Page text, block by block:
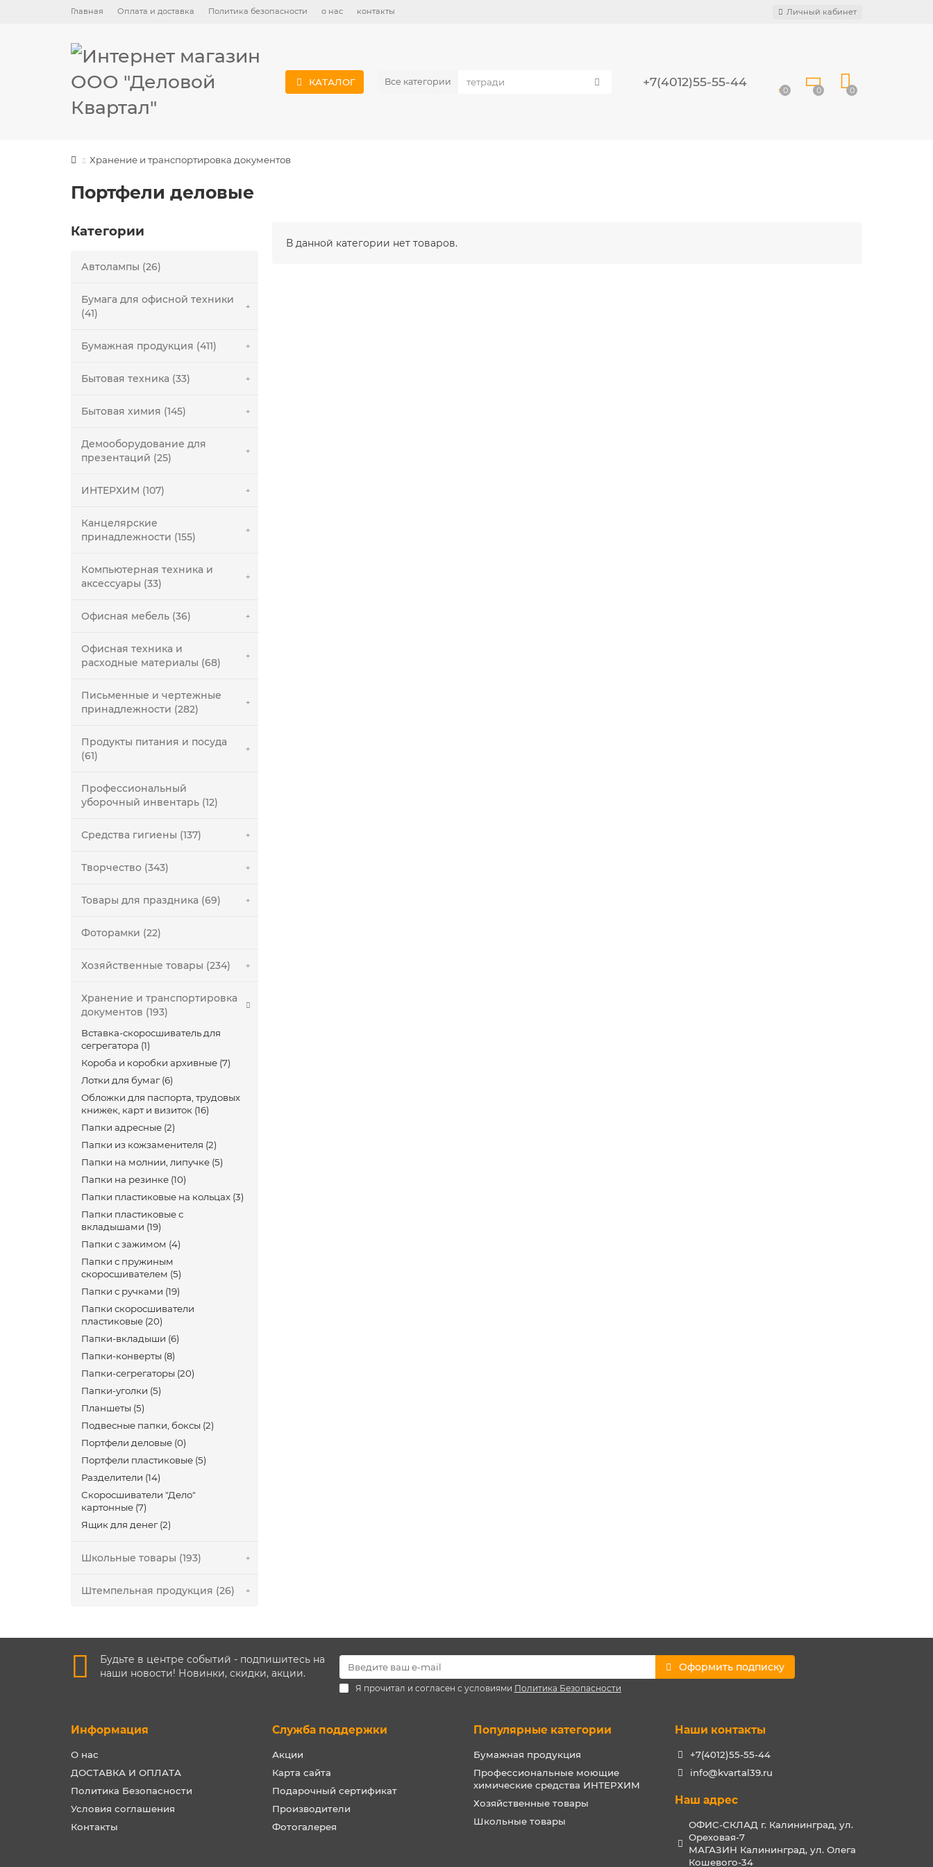
Главная Оплата и доставка Политика безопасности о нас контакты Личный кабинет
КАТАЛОГ Все категории +7(4012)55-55-44
0 0 0
Хранение и транспортировка документов
Портфели деловые
Категории
Автолампы (26)
Бумага для офисной техники
(41)
Бумажная продукция (411)
Бытовая техника (33)
Бытовая химия (145)
Демооборудование для
презентаций (25)
ИНТЕРХИМ (107)
Канцелярские
принадлежности (155)
Компьютерная техника и
аксессуары (33)
Офисная мебель (36)
Офисная техника и
расходные материалы (68)
Письменные и чертежные
принадлежности (282)
Продукты питания и посуда
(61)
Профессиональный
уборочный инвентарь (12)
Средства гигиены (137)
Творчество (343)
Товары для праздника (69)
Фоторамки (22)
Хозяйственные товары (234)
Хранение и транспортировка
документов (193)
Вставка-скоросшиватель для
сегрегатора (1)
Короба и коробки архивные (7)
Лотки для бумаг (6)
Обложки для паспорта, трудовых
книжек, карт и визиток (16)
Папки адресные (2)
Папки из кожзаменителя (2)
Папки на молнии, липучке (5)
Папки на резинке (10)
Папки пластиковые на кольцах (3)
Папки пластиковые с
вкладышами (19)
Папки с зажимом (4)
Папки с пружиным
скоросшивателем (5)
Папки с ручками (19)
Папки скоросшиватели
пластиковые (20)
Папки-вкладыши (6)
Папки-конверты (8)
Папки-сегрегаторы (20)
Папки-уголки (5)
Планшеты (5)
Подвесные папки, боксы (2)
Портфели деловые (0)
Портфели пластиковые (5)
Разделители (14)
Скоросшиватели "Дело"
картонные (7)
Ящик для денег (2)
Школьные товары (193)
Штемпельная продукция (26)
В данной категории нет товаров.
Будьте в центре событий - подпишитесь на
наши новости! Новинки, скидки, акции.
Оформить подписку
Я прочитал и согласен с условиями Политика Безопасности
Информация
О нас
ДОСТАВКА И ОПЛАТА
Политика Безопасности
Условия соглашения
Контакты
Служба поддержки
Акции
Карта сайта
Подарочный сертификат
Производители
Фотогалерея
Популярные категории
Бумажная продукция
Профессиональные моющие
химические средства ИНТЕРХИМ
Хозяйственные товары
Школьные товары
Наши контакты
+7(4012)55-55-44
info@kvartal39.ru
Наш адрес
ОФИС-СКЛАД г. Калининград, ул.
Ореховая-7
МАГАЗИН Калининград, ул. Олега
Кошевого-34